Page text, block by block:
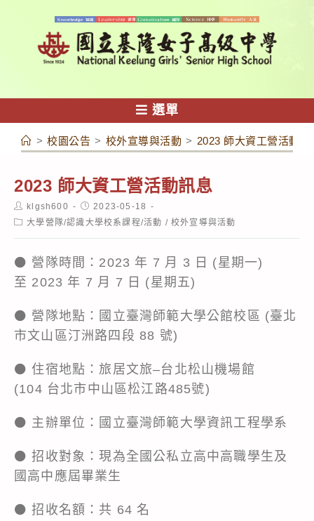
容
選單
> 校園公告 > 校外宣導與活動 > 2023 師大資工營活動訊
2023 師大資工營活動訊息
Post
author:
klgsh600
Post
published:
2023-05-18
Post大學營隊/認識大學校系課程/活動 / 校外宣導與活動
⚫ 營隊時間：2023 年 7 月 3 日 (星期一)
至 2023 年 7 月 7 日 (星期五)
⚫ 營隊地點：國立臺灣師範大學公館校區 (臺北
市文山區汀洲路四段 88 號)
⚫ 住宿地點：旅居文旅–台北松山機場館
(104 台北市中山區松江路485號)
⚫ 主辦單位：國立臺灣師範大學資訊工程學系
⚫ 招收對象：現為全國公私立高中高職學生及
國高中應屆畢業生
⚫ 招收名額：共 64 名